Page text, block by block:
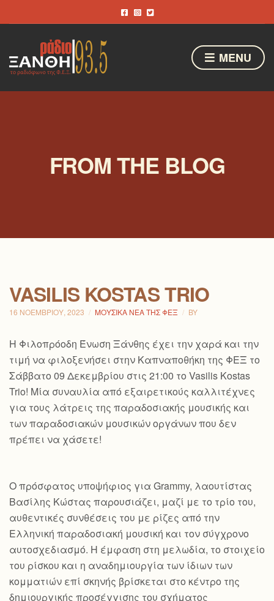
MENU
FROM THE BLOG
VASILIS KOSTAS TRIO
16 ΝΟΕΜΒΡΊΟΥ, 2023 ΜΟΥΣΙΚΆ ΝΈΑ ΤΗΣ ΦΕΞ BY
H Φιλοπρόοδη Ένωση Ξάνθης έχει την χαρά και την
τιμή να φιλοξενήσει στην Καπναποθήκη της ΦΕΞ το
Σάββατο 09 Δεκεμβρίου στις 21:00 το Vasilis Kostas
Trio! Μία συναυλία από εξαιρετικούς καλλιτέχνες
για τους λάτρεις της παραδοσιακής μουσικής και
των παραδοσιακών μουσικών οργάνων που δεν
πρέπει να χάσετε!
Ο πρόσφατος υποψήφιος για Grammy, λαουτίστας
Βασίλης Κώστας παρουσιάζει, μαζί με το τρίο του,
αυθεντικές συνθέσεις του με ρίζες από την
Ελληνική παραδοσιακή μουσική και τον σύγχρονο
αυτοσχεδιασμό. Η έμφαση στη μελωδία, το στοιχείο
του ρίσκου και η αναδημιουργία των ίδιων των
κομματιών επί σκηνής βρίσκεται στο κέντρο της
δημιουργικής προσέγγισης του σχήματος